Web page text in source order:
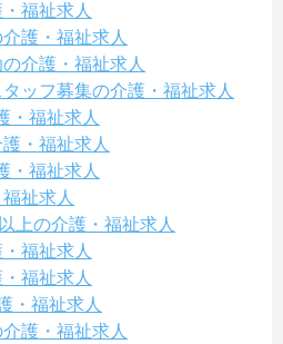
福祉求人
護・福祉求人
介護・福祉求人
ッフ募集の介護・福祉求人
・福祉求人
・福祉求人
・福祉求人
祉求人
上の介護・福祉求人
福祉求人
福祉求人
・福祉求人
護・福祉求人